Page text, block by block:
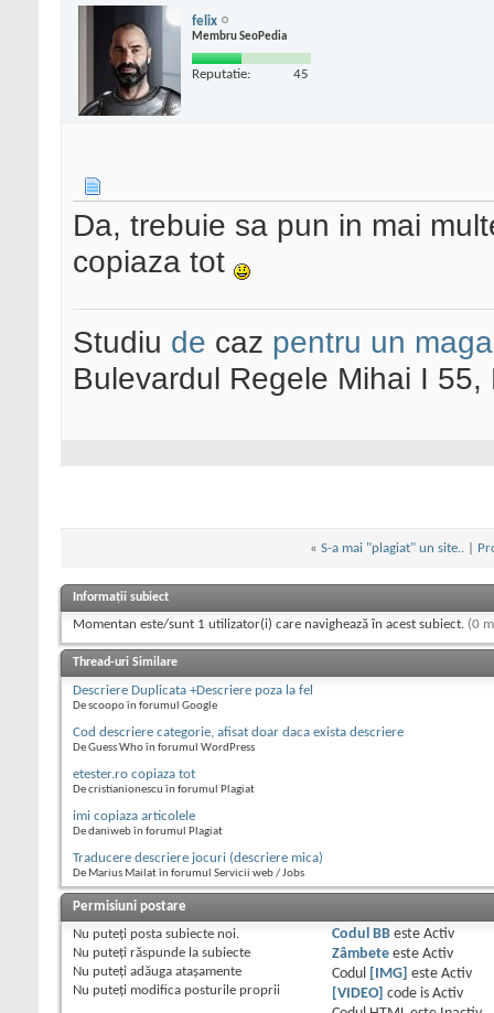
felix
Membru SeoPedia
Reputatie: 45
Da, trebuie sa pun in mai
copiaza tot
Studiu de caz pentru un
Bulevardul Regele Mihai I
« S-a mai "plagiat" un site..
Informații subiect
Momentan este/sunt 1 utilizator(i) care navighează în acest subiect. (0
Thread-uri Similare
Descriere Duplicata +Descriere poza la fel
De scoopo în forumul Google
Cod descriere categorie, afisat doar daca exista descriere
De Guess Who în forumul WordPress
etester.ro copiaza tot
De cristianionescu în forumul Plagiat
imi copiaza articolele
De daniweb în forumul Plagiat
Traducere descriere jocuri (descriere mica)
De Marius Mailat în forumul Servicii web / Jobs
Permisiuni postare
Nu puteţi posta subiecte noi.
Nu puteţi răspunde la subiecte
Nu puteţi adăuga ataşamente
Nu puteţi modifica posturile proprii
Codul BBeste Activ
Zâmbeteeste Activ
Codul
[IMG] este Activ
[VIDEO]
code is Activ